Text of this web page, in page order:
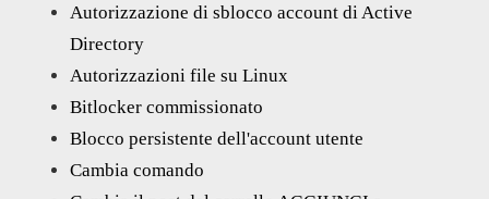
Autorizzazione di sblocco account di Active
Directory
Autorizzazioni file su Linux
Bitlocker commissionato
Blocco persistente dell'account utente
Cambia comando